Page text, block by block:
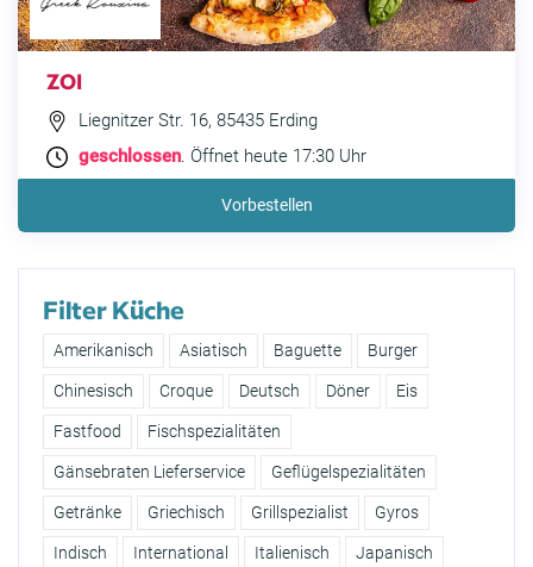
ZOI
Liegnitzer Str. 16, 85435 Erding
geschlossen. Öffnet heute 17:30 Uhr
Vorbestellen
Filter Küche
Amerikanisch Asiatisch Baguette Burger
Chinesisch Croque Deutsch Döner Eis
Fastfood Fischspezialitäten
Gänsebraten Lieferservice Geflügelspezialitäten
Getränke Griechisch Grillspezialist Gyros
Indisch International Italienisch Japanisch